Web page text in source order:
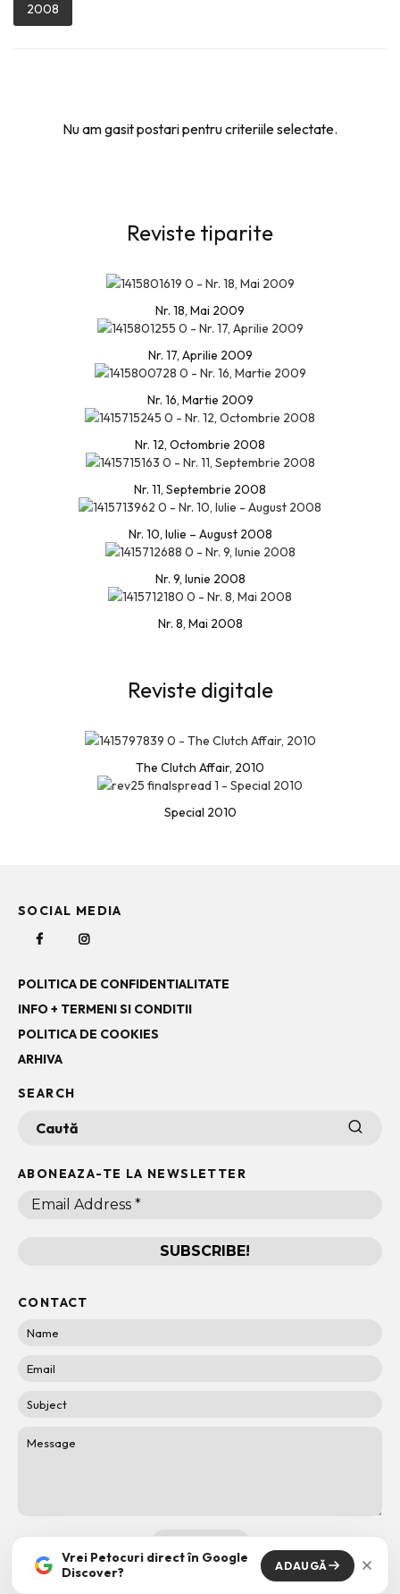
2008
Nu am gasit postari pentru criteriile selectate.
Reviste tiparite
Nr. 18, Mai 2009
Nr. 17, Aprilie 2009
Nr. 16, Martie 2009
Nr. 12, Octombrie 2008
Nr. 11, Septembrie 2008
Nr. 10, Iulie – August 2008
Nr. 9, Iunie 2008
Nr. 8, Mai 2008
Reviste digitale
The Clutch Affair, 2010
Special 2010
SOCIAL MEDIA
POLITICA DE CONFIDENTIALITATE
INFO + TERMENI SI CONDITII
POLITICA DE COOKIES
ARHIVA
SEARCH
ABONEAZA-TE LA NEWSLETTER
CONTACT
Vrei Petocuri direct în Google
Discover?
ADAUGĂ